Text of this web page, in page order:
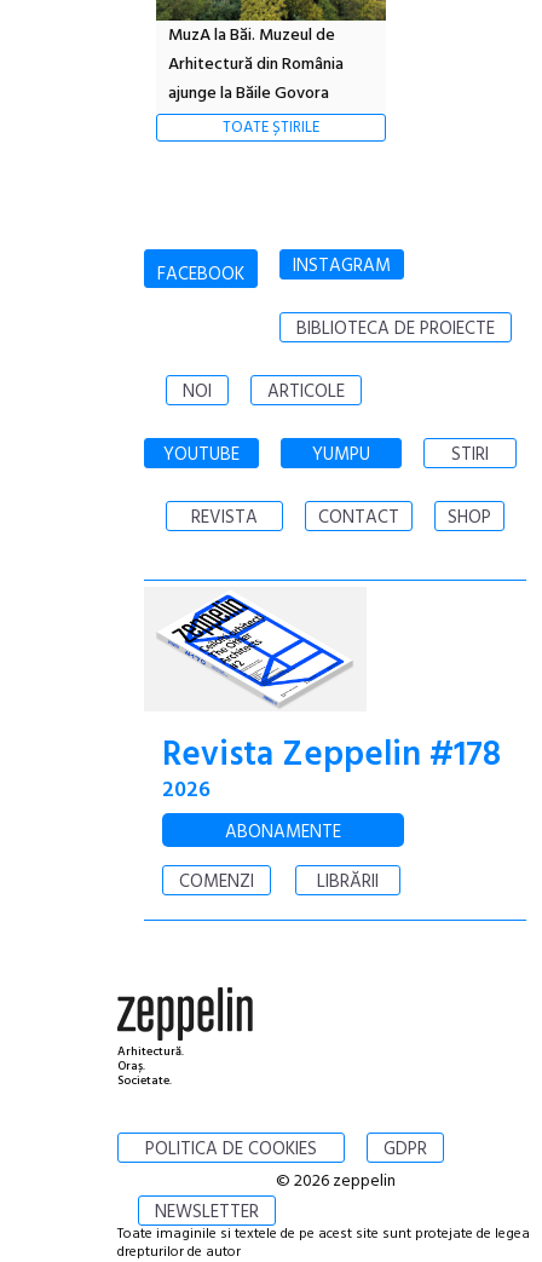
MuzA la Băi. Muzeul de
Arhitectură din România
ajunge la Băile Govora
TOATE ȘTIRILE
FACEBOOK INSTAGRAM
BIBLIOTECA DE PROIECTE
NOI ARTICOLE
YOUTUBE YUMPU STIRI
REVISTA CONTACT SHOP
Revista Zeppelin #178
2026
ABONAMENTE
COMENZI
LIBRĂRII
Arhitectură.
Oraș.
Societate.
POLITICA DE COOKIES GDPR
NEWSLETTER
© 2026 zeppelin
Toate imaginile si textele de pe acest site sunt protejate de legea
drepturilor de autor